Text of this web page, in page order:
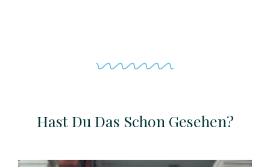
Hast Du Das Schon Gesehen?